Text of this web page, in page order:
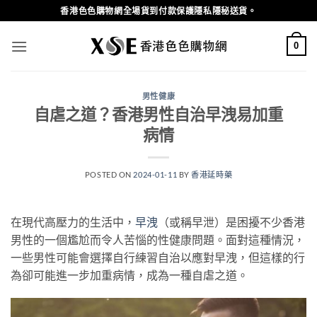
to
content
香港色色購物網全場貨到付款保護隱私隱秘送貨。
0
男性健康
自虐之道？香港男性自治早洩易加重
病情
POSTED ON 2024-01-11 BY香港延時藥
在現代高壓力的生活中， 早洩 （或稱早泄）是困擾不少香港
男性的一個尷尬而令人苦惱的性健康問題。面對這種情況，
一些男性可能會選擇自行練習自治以應對早洩，但這樣的行
為卻可能進一步加重病情，成為一種自虐之道。